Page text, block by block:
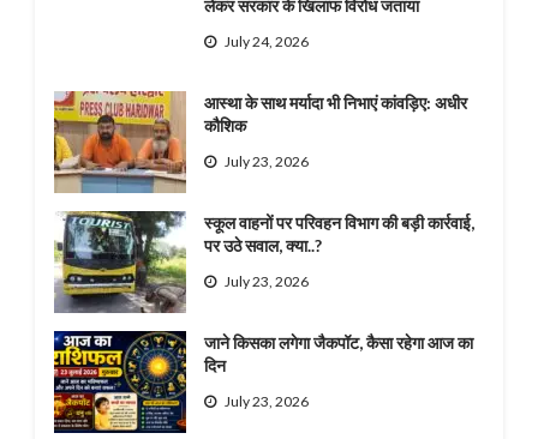
लेकर सरकार के खिलाफ विरोध जताया
July 24, 2026
आस्था के साथ मर्यादा भी निभाएं कांवड़िए: अधीर
कौशिक
July 23, 2026
स्कूल वाहनों पर परिवहन विभाग की बड़ी कार्रवाई,
पर उठे सवाल, क्या..?
July 23, 2026
जाने किसका लगेगा जैकपॉट, कैसा रहेगा आज का
दिन
July 23, 2026